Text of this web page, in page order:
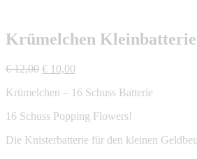
Krümelchen Kleinbatterie
€12,00 Ursprünglicher
war:
€ 10,00
ist:
Krümelchen – 16 Schuss Batterie
16 Schuss Popping Flowers!
Die Knisterbatterie für den kleinen